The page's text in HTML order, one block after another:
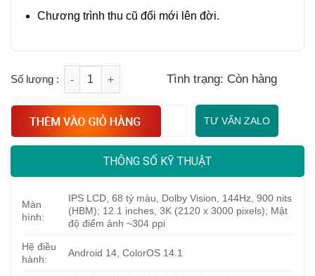
Chương trình thu cũ đổi mới lên đời.
Quantity
Tình trạng: Còn hàng
TƯ VẤN ZALO
THÔNG SỐ KỸ THUẬT
Màn
hình:
IPS LCD, 68 tỷ màu, Dolby Vision, 144Hz, 900 nits
(HBM); 12.1 inches, 3K (2120 x 3000 pixels); Mật
độ điểm ảnh ~304 ppi
Hệ điều
hành:
Android 14, ColorOS 14.1